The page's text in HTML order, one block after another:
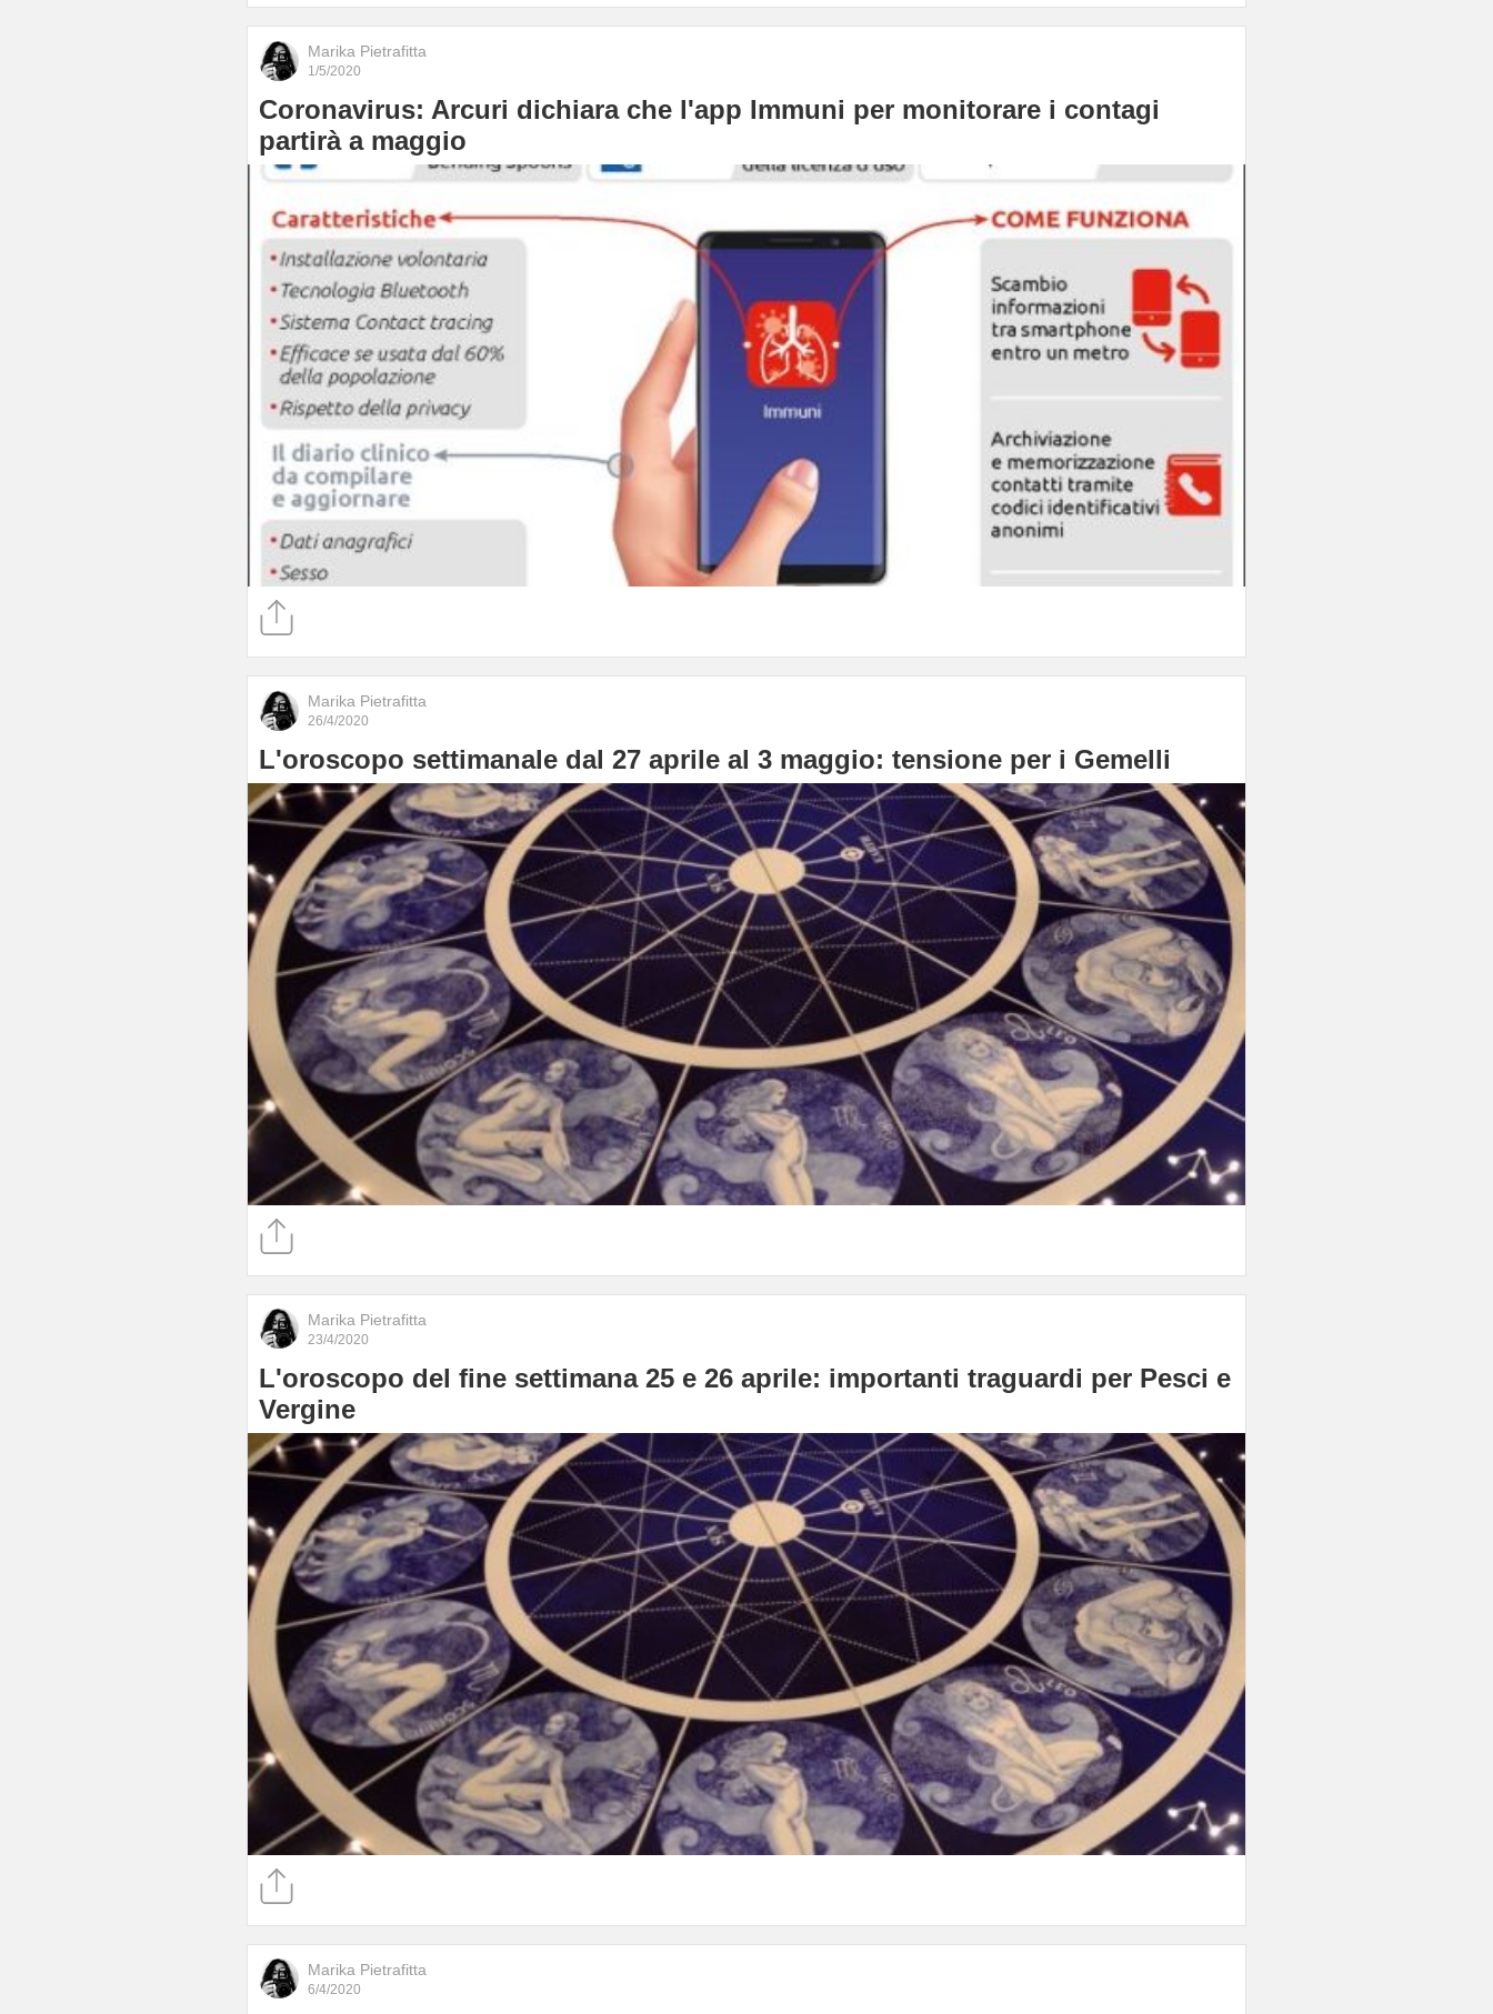
Marika Pietrafitta
1/5/2020
Coronavirus: Arcuri dichiara che l'app Immuni per monitorare i contagi
partirà a maggio
Marika Pietrafitta
26/4/2020
L'oroscopo settimanale dal 27 aprile al 3 maggio: tensione per i Gemelli
Marika Pietrafitta
23/4/2020
L'oroscopo del fine settimana 25 e 26 aprile: importanti traguardi per Pesci e
Vergine
Marika Pietrafitta
6/4/2020